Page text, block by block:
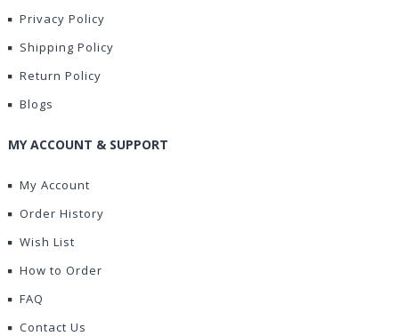
Privacy Policy
Shipping Policy
Return Policy
Blogs
MY ACCOUNT & SUPPORT
My Account
Order History
Wish List
How to Order
FAQ
Contact Us